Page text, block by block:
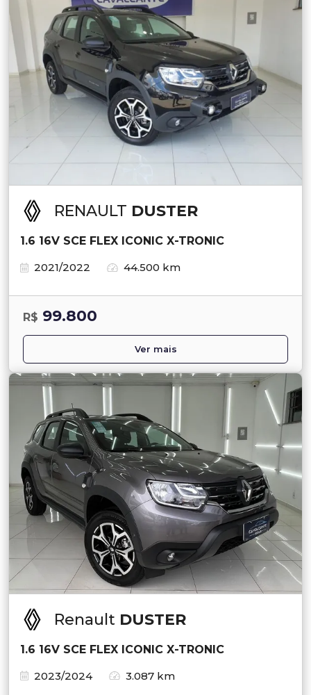
RENAULT DUSTER
1.6 16V SCE FLEX ICONIC X-TRONIC
2021/2022
44.500 km
R$ 99.800
Ver mais
Renault DUSTER
1.6 16V SCE FLEX ICONIC X-TRONIC
2023/2024
3.087 km